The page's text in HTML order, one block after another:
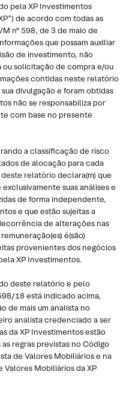
pela XP Investimentos
de acordo com todas as
nº 598, de 3 de maio de
que possam auxiliar
de investimento, não
solicitação de compra e/ou
contidas neste relatório
divulgação e foram obtidas
não se responsabiliza por
com base no presente
a classificação de risco
de alocação para cada
relatório declara(m) que
suas análises e
de forma independente,
e que estão sujeitas a
de alterações nas
é(são)
provenientes dos negócios
XP Investimentos.
deste relatório e pelo
18 está indicado acima,
de mais um analista no
analista credenciado a ser
da XP Investimentos estão
regras previstas no Código
de Valores Mobiliários e na
Valores Mobiliários da XP